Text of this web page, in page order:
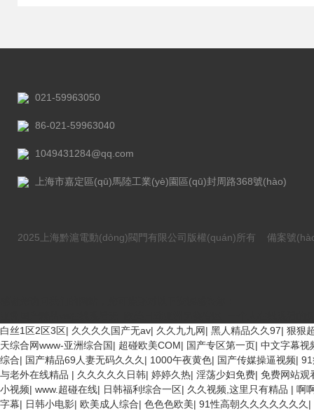
021-59963050
86-021-59963040
1049431284@qq.com
上海市嘉定區(qū)馬陸工業(yè)園區(qū)封周路368號(hào)
2025上海黔滬電動(dòng)閥門有限公司版權(quán)所有 備案號
欧美3级网站 一区二区亚洲AV 精品九九九三级片 亚洲姑娘按摩一级视
站在线观看 日本强暴一区 国产熟人AV一二三区 观看性高潮在线播放
A片COM人成A 日韩在线中文字幕91 肏屄啪啪五月 一级a爱无码 亚洲
精品亚洲偷拍 亚洲无码高清日韩欧美一区 国产精品久久久久久美女小
线 欧美国产日本高清不卡 欧美特黄一级户外 99精品国产无码 黄色成
一区毛片 欧美日韩乱伦老熟妇 91久久精品一区二区三区蜜臀 亚洲精品
白丝1区2区3区| 久久久久国产无av| 久久九九网| 黑人精品久久97| 狠狠
天综合网www-亚洲综合国| 超碰欧美COM| 国产专区第一页| 中文字幕视
综合| 国产精品69人妻无码久久久 | 1000午夜黄色| 国产传媒操逼视频|
与老外在线精品 | 久久久久久日韩| 婷婷久热| 淫荡少妇免费| 免费网站观
小视频| www.超碰在线| 日韩福利综合一区| 久久视频,这里只有精品 | 啊
字幕| 日韩小电影| 欧美成人综合| 色色色欧美| 91性高朝久久久久久久久 |